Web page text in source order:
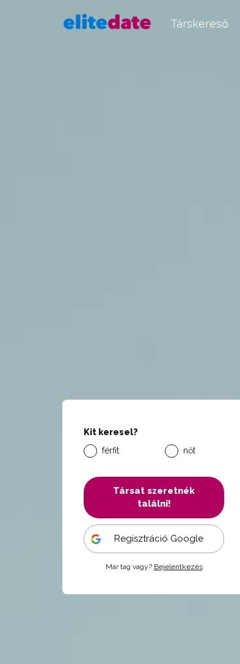
Társkereső
Kit keresel?
férfit
nőt
Társat szeretnék
találni!
Regisztráció Google
Már tag vagy? Bejelentkezés